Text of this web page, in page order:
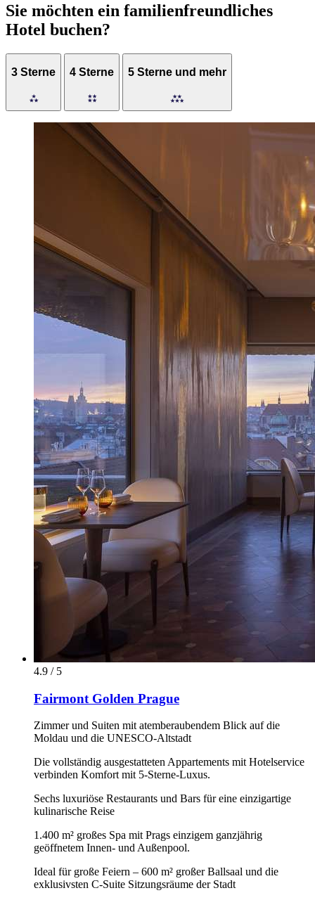
Sie möchten ein familienfreundliches
Hotel buchen?
3 Sterne 4 Sterne 5 Sterne und mehr
4.9 / 5
Fairmont Golden Prague
Zimmer und Suiten mit atemberaubendem Blick auf die
Moldau und die UNESCO-Altstadt
Die vollständig ausgestatteten Appartements mit Hotelservice
verbinden Komfort mit 5-Sterne-Luxus.
Sechs luxuriöse Restaurants und Bars für eine einzigartige
kulinarische Reise
1.400 m² großes Spa mit Prags einzigem ganzjährig
geöffnetem Innen- und Außenpool.
Ideal für große Feiern – 600 m² großer Ballsaal und die
exklusivsten C-Suite Sitzungsräume der Stadt